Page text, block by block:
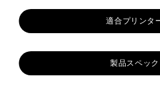
製品スペック